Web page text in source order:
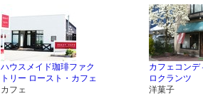
ハウスメイド珈琲ファク
トリー ロースト・カフェ
カフェ
カフェコンデ
ロクランツ
洋菓子